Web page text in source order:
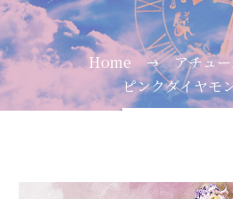
Home
アチュー
ピンクダイヤモ